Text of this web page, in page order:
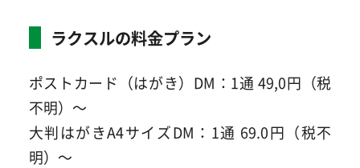
ラクスルの料金プラン
ポストカード（はがき）DM：1通 49,0円（税
不明）～
大判はがきA4サイズDM：1通 69.0円（税不
明）～